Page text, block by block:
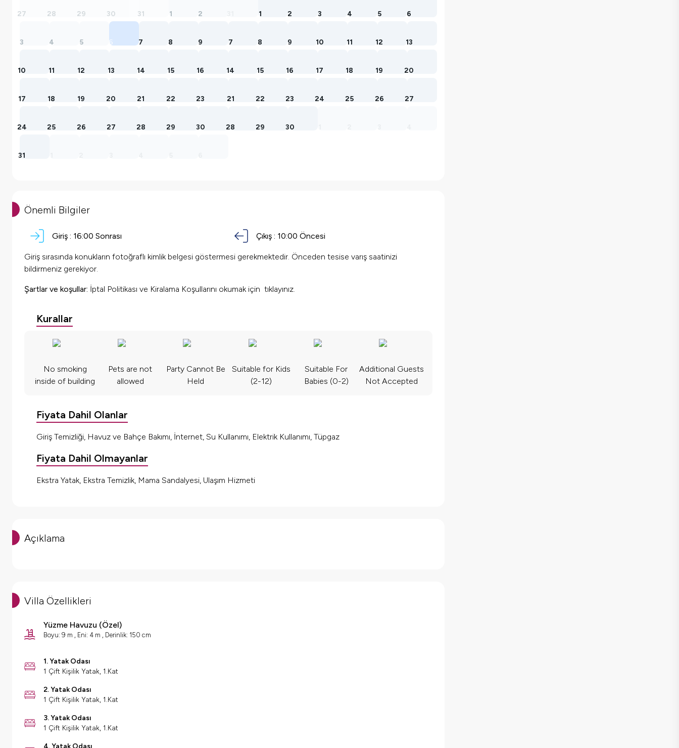
27 28 29 30 31 1 2
3 4 5 6 7 8 9
10 11 12 13 14 15 16
17 18 19 20 21 22 23
24 25 26 27 28 29 30
31
1 2 3 4 5 6
7 8 9 10 11 12 13
14 15 16 17 18 19 20
21 22 23 24 25 26 27
28 29 30
Önemli Bilgiler
Giriş : 16:00 Sonrası Çıkış : 10:00 Öncesi
Giriş sırasında konukların fotoğraflı kimlik belgesi göstermesi gerekmektedir. Önceden tesise varış saatinizi
bildirmeniz gerekiyor.
Şartlar ve koşullar: İptal Politikası ve Kiralama Koşullarını okumak için tıklayınız.
Kurallar
No smoking
inside of building
Pets are not
allowed
Party Cannot Be
Held
Suitable for Kids
(2-12)
Suitable For
Babies (0-2)
Additional Guests
Not Accepted
Fiyata Dahil Olanlar
Giriş Temizliği, Havuz ve Bahçe Bakımı, İnternet, Su Kullanımı, Elektrik Kullanımı, Tüpgaz
Fiyata Dahil Olmayanlar
Ekstra Yatak, Ekstra Temizlik, Mama Sandalyesi, Ulaşım Hizmeti
Açıklama
Villa Özellikleri
Yüzme Havuzu (Özel)
Boyu: 9 m , Eni: 4 m , Derinlik: 150 cm
1. Yatak Odası
1 Çift Kişilik Yatak, 1.Kat
2. Yatak Odası
1 Çift Kişilik Yatak, 1.Kat
3. Yatak Odası
1 Çift Kişilik Yatak, 1.Kat
4. Yatak Odası